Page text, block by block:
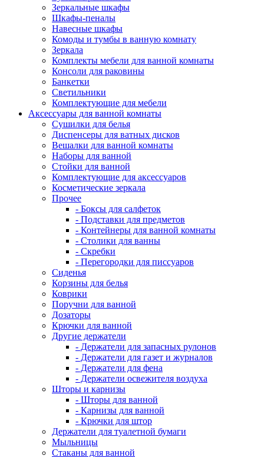
Зеркальные шкафы
Шкафы-пеналы
Навесные шкафы
Комоды и тумбы в ванную комнату
Зеркала
Комплекты мебели для ванной комнаты
Консоли для раковины
Банкетки
Светильники
Комплектующие для мебели
Аксессуары для ванной комнаты
Сушилки для белья
Диспенсеры для ватных дисков
Вешалки для ванной комнаты
Наборы для ванной
Стойки для ванной
Комплектующие для аксессуаров
Косметические зеркала
Прочее
- Боксы для салфеток
- Подставки для предметов
- Контейнеры для ванной комнаты
- Столики для ванны
- Скребки
- Перегородки для писсуаров
Сиденья
Корзины для белья
Коврики
Поручни для ванной
Дозаторы
Крючки для ванной
Другие держатели
- Держатели для запасных рулонов
- Держатели для газет и журналов
- Держатели для фена
- Держатели освежителя воздуха
Шторы и карнизы
- Шторы для ванной
- Карнизы для ванной
- Крючки для штор
Держатели для туалетной бумаги
Мыльницы
Стаканы для ванной